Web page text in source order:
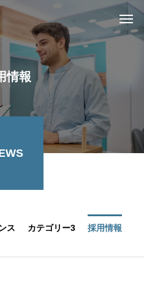
情報
ス カテゴリー3 採用情報